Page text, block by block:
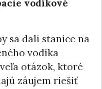
vodíkové
sa dali stanice na
vodíka
otázok, ktoré
záujem riešiť